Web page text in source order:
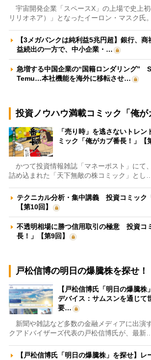
宇宙開発企業「スペースX」の上場で史上
リリオネア）」となったイーロン・マスク氏
【3メガバンクは純利益5兆円超】銀行、
益続出の一方で、中小企業・…
急増する中国企業の“国籍ロンダリング”
Temu…本社機能を海外に移転させ…
投資ノウハウ満載コミック「俺が
「売り時」を逃さないトレ
ミック「俺がカブ番長！」【
かつて投資情報雑誌「マネーポスト」にて
詰め込まれた「天下無敵の株コミック」とし
テクニカル分析・集中講義 投資コミック
【第10回】
不透明相場に勝つ信用取引の極意 投資コ
長！」【第9回】
戸松信博の明日の爆騰株を探せ！
【戸松信博氏「明日の爆騰
デバイス：サムスンを通じて
要…
新聞や雑誌など多数の金融メディアに出演
クアドバイザーズ代表の戸松信博氏が、最新
【戸松信博氏「明日の爆騰株」を探せ】レ